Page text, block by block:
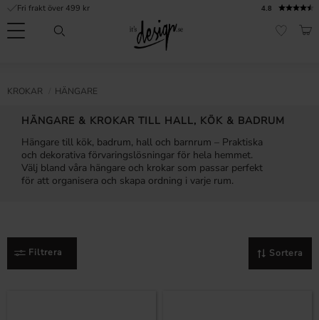
Meny
4.8
Fri frakt över 499 kr
KROKAR HÄNGARE
HÄNGARE & KROKAR TILL HALL, KÖK & BADRUM
Hängare till kök, badrum, hall och barnrum – Praktiska
och dekorativa förvaringslösningar för hela hemmet.
Välj bland våra hängare och krokar som passar perfekt
för att organisera och skapa ordning i varje rum.
Filtrera Sortera
Vanliga frågor
Inspiration & Tips
Design